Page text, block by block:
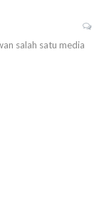
salah satu media